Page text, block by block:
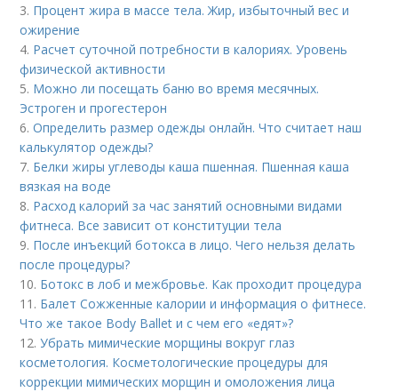
3. Процент жира в массе тела. Жир, избыточный вес и
ожирение
4. Расчет суточной потребности в калориях. Уровень
физической активности
5. Можно ли посещать баню во время месячных.
Эстроген и прогестерон
6.Определить размер одежды онлайн. Что считает наш
калькулятор одежды?
7. Белки жиры углеводы каша пшенная. Пшенная каша
вязкая на воде
8. Расход калорий за час занятий основными видами
фитнеса. Все зависит от конституции тела
9. После инъекций бoтoкса в лицо. Чего нельзя делать
после процедуры?
10. Ботокс в лоб и межбровье. Как проходит процедура
11. Балет Сожженные калории и информация о фитнесе.
Что же такое Body Ballet и с чем его «едят»?
12.Убрать мимические морщины вокруг глаз
косметология. Косметологические процедуры для
коррекции мимических морщин и омоложения лица